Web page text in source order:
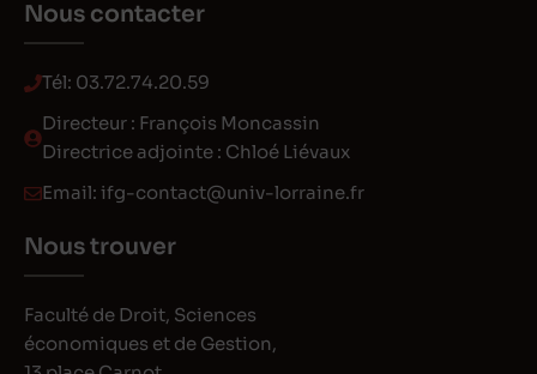
Nous contacter
Tél: 03.72.74.20.59
Directeur : François Moncassin
Directrice adjointe : Chloé Liévaux
Email: ifg-contact@univ-lorraine.fr
Nous trouver
Faculté de Droit, Sciences
économiques et de Gestion,